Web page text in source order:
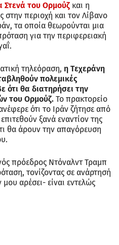
Στενά του Ορμούζ και η
περιοχή και τον Λίβανο
τα οποία θεωρούνται μια
για την περιφερειακή
τηλεόραση, η Τεχεράνη
πολεμικές
ότι θα διατηρήσει την
του Ορμούζ. Το πρακτορείο
ότι το Ιράν ζήτησε από
ξανά εναντίον της
θα άρουν την απαγόρευση
πρόεδρος Ντόναλντ Τραμπ
τονίζοντας σε ανάρτησή
αρέσει- είναι εντελώς